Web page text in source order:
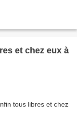
et chez eux à